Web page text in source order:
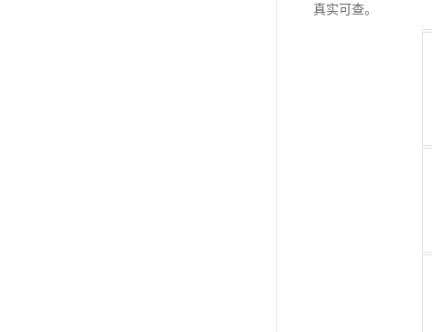
真实可查。